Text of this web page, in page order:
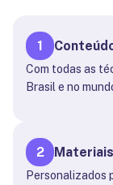
1
Com todas as
Brasil e no
2
Personalizados